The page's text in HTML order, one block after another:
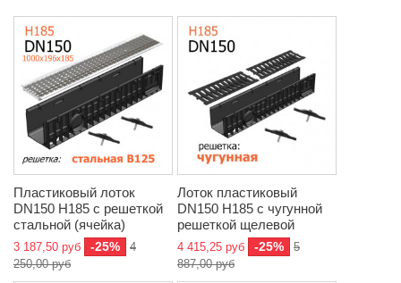
Пластиковый лоток
DN150 H185 с решеткой
стальной (ячейка)
3 187,50 руб -25%
4
250,00 руб
Лоток пластиковый
DN150 H185 с чугунной
решеткой щелевой
4 415,25 руб -25%
5
887,00 руб